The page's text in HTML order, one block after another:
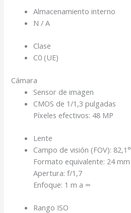
Almacenamiento interno
N / A
Clase
C0 (UE)
Cámara
Sensor de imagen
CMOS de 1/1,3 pulgadas
Píxeles efectivos: 48 MP
Lente
Campo de visión (FOV): 82,1°
Formato equivalente: 24 mm
Apertura: f/1,7
Enfoque: 1 m a ∞
Rango ISO